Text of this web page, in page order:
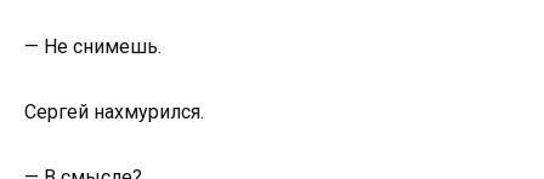
— Не снимешь.
Сергей нахмурился.